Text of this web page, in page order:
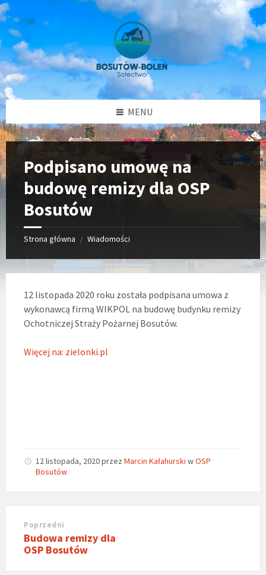
Przejdź
do
treści
Przejdź
do
lewego
paska
bocznego
Przejdź
do
prawego
paska
bocznego
Przejdź
do
stopki
MENU
Podpisano umowę na
budowę remizy dla OSP
Bosutów
Strona główna / Wiadomości
12 listopada 2020 roku została podpisana umowa z
wykonawcą firmą WIKPOL na budowę budynku remizy
Ochotniczej Straży Pożarnej Bosutów.
Więcej na: zielonki.pl
12 listopada, 2020przez Marcin Kałahurski wOSP
Bosutów
Poprzedni
Budowa remizy dla
OSP Bosutów